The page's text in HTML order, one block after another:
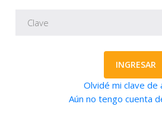
INGRESAR
Olvidé mi clave de
Aún no tengo cuenta